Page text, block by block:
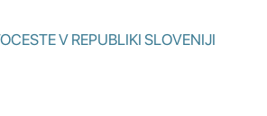
V REPUBLIKI SLOVENIJI